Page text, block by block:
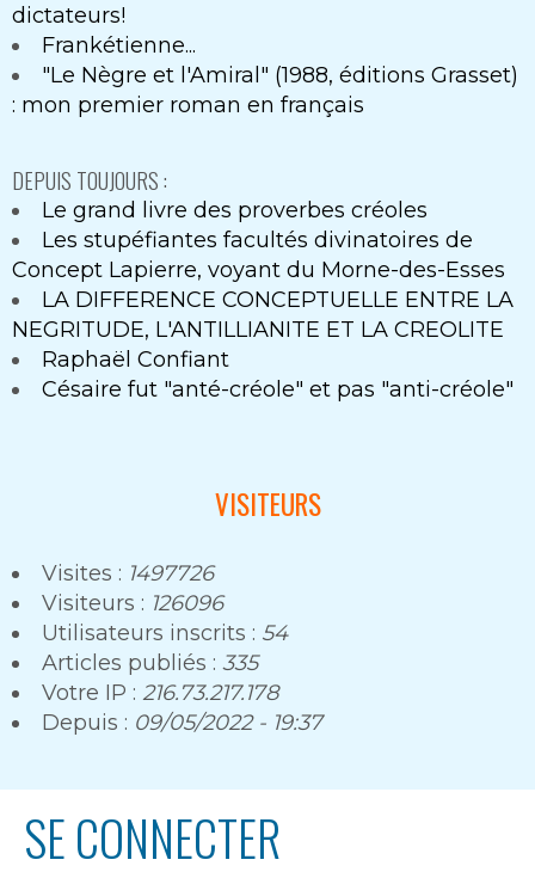
dictateurs!
Frankétienne...
"Le Nègre et l'Amiral" (1988, éditions Grasset)
: mon premier roman en français
DEPUIS TOUJOURS :
Le grand livre des proverbes créoles
Les stupéfiantes facultés divinatoires de
Concept Lapierre, voyant du Morne-des-Esses
LA DIFFERENCE CONCEPTUELLE ENTRE LA
NEGRITUDE, L'ANTILLIANITE ET LA CREOLITE
Raphaël Confiant
Césaire fut "anté-créole" et pas "anti-créole"
VISITEURS
Visites : 1497726
Visiteurs : 126096
Utilisateurs inscrits : 54
Articles publiés : 335
Votre IP : 216.73.217.178
Depuis : 09/05/2022 - 19:37
SE CONNECTER